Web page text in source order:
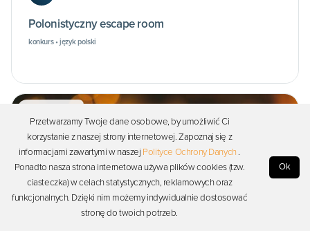
Polonistyczny escape room
konkurs • język polski
Przetwarzamy Twoje dane osobowe, by umożliwić Ci
korzystanie z naszej strony internetowej. Zapoznaj się z
informacjami zawartymi w naszej Polityce Ochrony Danych .
Ponadto nasza strona internetowa używa plików cookies (tzw.
ciasteczka) w celach statystycznych, reklamowych oraz
funkcjonalnych. Dzięki nim możemy indywidualnie dostosować
stronę do twoich potrzeb.
Ok